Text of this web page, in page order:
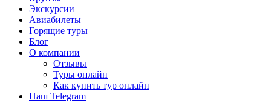
Экскурсии
Авиабилеты
Горящие туры
Блог
О компании
Отзывы
Туры онлайн
Как купить тур онлайн
Наш Telegram